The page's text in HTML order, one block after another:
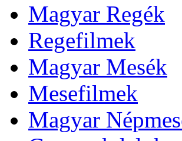
Magyar Regék
Regefilmek
Magyar Mesék
Mesefilmek
Magyar